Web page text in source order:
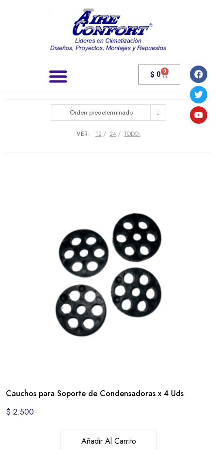
$ 0 0
Orden predeterminado
VER: 12 24 TODO:
Cauchos para Soporte de Condensadoras x 4 Uds
$ 2.500
Añadir Al Carrito